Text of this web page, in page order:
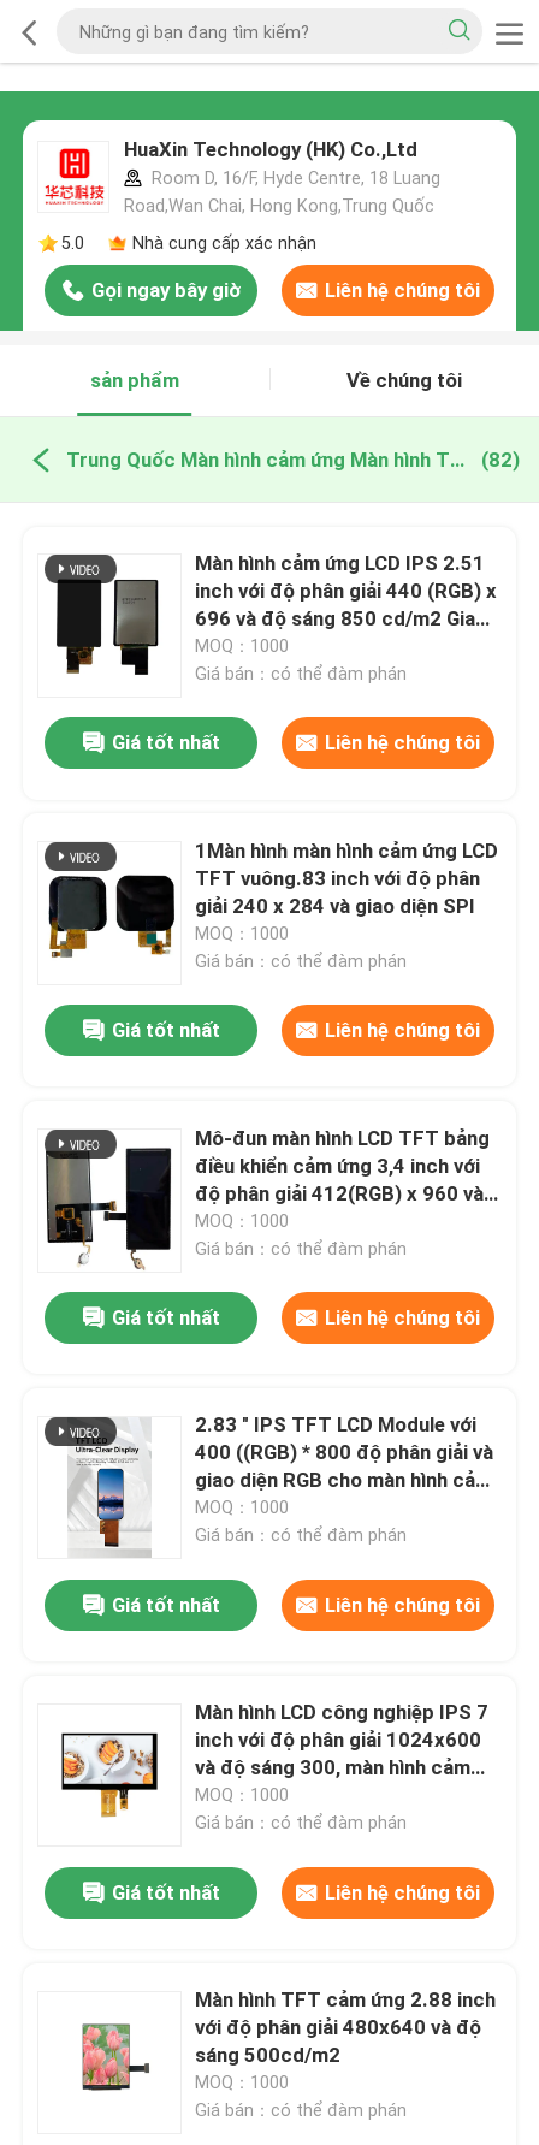
HuaXin Technology (HK) Co.,Ltd
Room D, 16/F, Hyde Centre, 18 Luang
Road,Wan Chai, Hong Kong,Trung Quốc
5.0
Nhà cung cấp xác nhận
Gọi ngay bây giờ Liên hệ chúng tôi
sản phẩm Về chúng tôi
Trung Quốc Màn hình cảm ứng Màn hình TFT (82)
Màn hình cảm ứng LCD IPS 2.51
inch với độ phân giải 440 (RGB) x
696 và độ sáng 850 cd/m2 Giao
diện MIPI
MOQ：1000
Giá bán：có thể đàm phán
Giá tốt nhất Liên hệ chúng tôi
1Màn hình màn hình cảm ứng LCD
TFT vuông.83 inch với độ phân
giải 240 x 284 và giao diện SPI
MOQ：1000
Giá bán：có thể đàm phán
Giá tốt nhất Liên hệ chúng tôi
Mô-đun màn hình LCD TFT bảng
điều khiển cảm ứng 3,4 inch với
độ phân giải 412(RGB) x 960 và
giao diện MIPI 2L dùng trong
công nghiệp
MOQ：1000
Giá bán：có thể đàm phán
Giá tốt nhất Liên hệ chúng tôi
2.83 " IPS TFT LCD Module với
400 ((RGB) * 800 độ phân giải và
giao diện RGB cho màn hình cảm
ứng
MOQ：1000
Giá bán：có thể đàm phán
Giá tốt nhất Liên hệ chúng tôi
Màn hình LCD công nghiệp IPS 7
inch với độ phân giải 1024x600
và độ sáng 300, màn hình cảm
ứng điện dung
MOQ：1000
Giá bán：có thể đàm phán
Giá tốt nhất Liên hệ chúng tôi
Màn hình TFT cảm ứng 2.88 inch
với độ phân giải 480x640 và độ
sáng 500cd/m2
MOQ：1000
Giá bán：có thể đàm phán